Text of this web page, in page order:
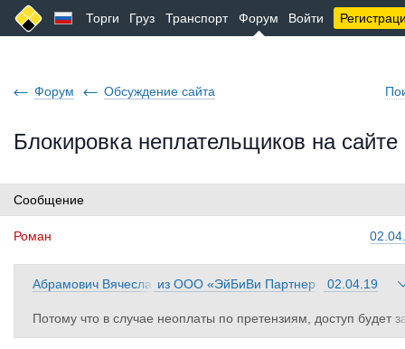
Торги Груз Транспорт Форум Войти
Форум Обсуждение сайта
Блокировка неплательщиков на сайте
Сообщение
Роман
Абрамович Вячесла из ООО «ЭйБиВи Партнер
02.04.19
Потому что в случае неоплаты по претензиям, доступ будет
крыт не только для компании, но и для всех дочек с тем же